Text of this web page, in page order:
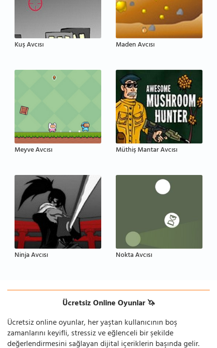
Kuş Avcısı Maden Avcısı
Meyve Avcısı Müthiş Mantar Avcısı
Ninja Avcısı Nokta Avcısı
Ücretsiz Online Oyunlar 🦄
Ücretsiz online oyunlar, her yaştan kullanıcının boş
zamanlarını keyifli, stressiz ve eğlenceli bir şekilde
değerlendirmesini sağlayan dijital içeriklerin başında gelir.